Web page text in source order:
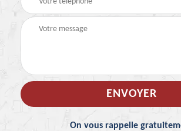
On vous rappelle